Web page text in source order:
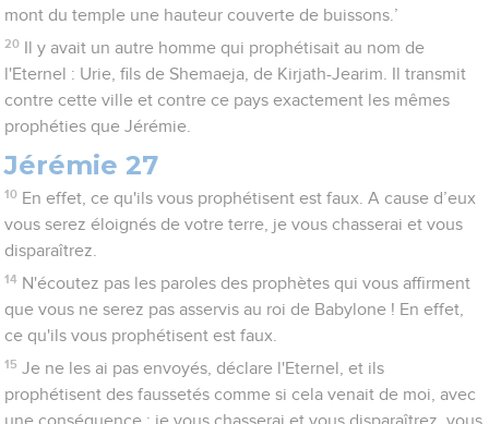
mont du temple une hauteur couverte de buissons.’
20
Il y avait un autre homme qui prophétisait au nom de
l'Eternel : Urie, fils de Shemaeja, de Kirjath-Jearim. Il transmit
contre cette ville et contre ce pays exactement les mêmes
prophéties que Jérémie.
Jérémie 27
10 En effet, ce qu'ils vous prophétisent est faux. A cause d’eux
vous serez éloignés de votre terre, je vous chasserai et vous
disparaîtrez.
14 N'écoutez pas les paroles des prophètes qui vous affirment
que vous ne serez pas asservis au roi de Babylone ! En effet,
ce qu'ils vous prophétisent est faux.
15 Je ne les ai pas envoyés, déclare l'Eternel, et ils
prophétisent des faussetés comme si cela venait de moi, avec